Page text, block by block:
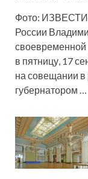
Фото:
России
своевременной
в пятницу, 17
на совещании
губернатором …